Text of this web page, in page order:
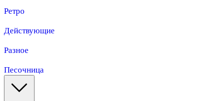
Ретро
Действующие
Разное
Песочница